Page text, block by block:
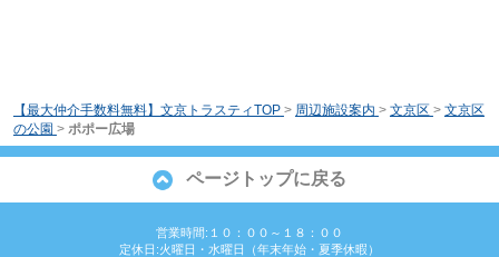
【最大仲介手数料無料】文京トラスティTOP > 周辺施設案内 > 文京区 > 文京区
の公園 > ポポー広場
ページトップに戻る
営業時間:１０：００～１８：００
定休日:火曜日・水曜日（年末年始・夏季休暇）